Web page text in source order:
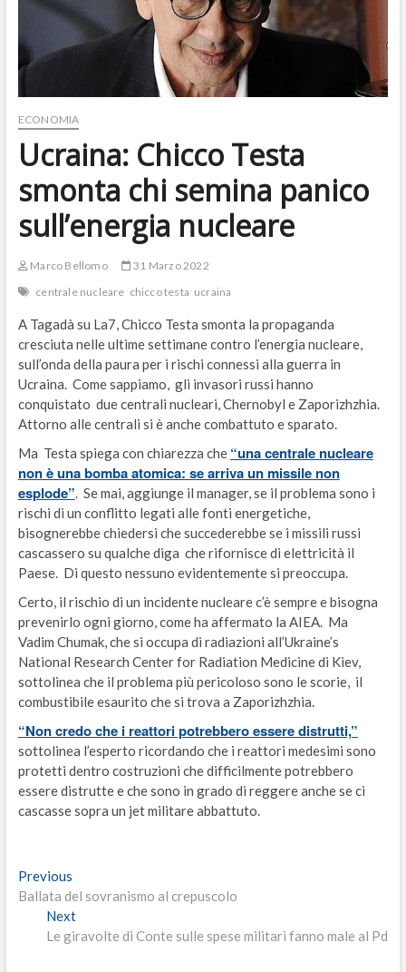
ECONOMIA
Ucraina: Chicco Testa
smonta chi semina panico
sull’energia nucleare
Marco Bellomo
31 Marzo 2022
centrale nucleare chicco testa ucraina
A Tagadà su La7, Chicco Testa smonta la propaganda
cresciuta nelle ultime settimane contro l’energia nucleare,
sull’onda della paura per i rischi connessi alla guerra in
Ucraina. Come sappiamo, gli invasori russi hanno
conquistato due centrali nucleari, Chernobyl e Zaporizhzhia.
Attorno alle centrali si è anche combattuto e sparato.
Ma Testa spiega con chiarezza che “una centrale nucleare
non è una bomba atomica: se arriva un missile non
esplode”. Se mai, aggiunge il manager, se il problema sono i
rischi di un conflitto legati alle fonti energetiche,
bisognerebbe chiedersi che succederebbe se i missili russi
cascassero su qualche diga che rifornisce di elettricità il
Paese. Di questo nessuno evidentemente si preoccupa.
Certo, il rischio di un incidente nucleare c’è sempre e bisogna
prevenirlo ogni giorno, come ha affermato la AIEA. Ma
Vadim Chumak, che si occupa di radiazioni all’Ukraine’s
National Research Center for Radiation Medicine di Kiev,
sottolinea che il problema più pericoloso sono le scorie, il
combustibile esaurito che si trova a Zaporizhzhia.
“Non credo che i reattori potrebbero essere distrutti,”
sottolinea l’esperto ricordando che i reattori medesimi sono
protetti dentro costruzioni che difficilmente potrebbero
essere distrutte e che sono in grado di reggere anche se ci
cascasse sopra un jet militare abbattuto.
Navigazione
articoli
PreviousPrevious
post:
Ballata del sovranismo al crepuscolo
NextNext
post:
Le giravolte di Conte sulle spese militari fanno male al Pd